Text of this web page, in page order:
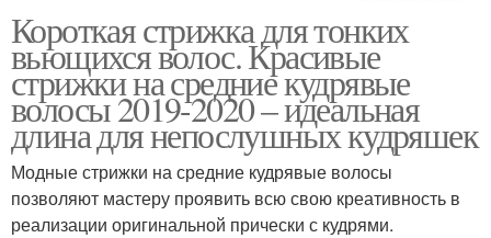
Волнистые волосы
волосы
Стрижки для тонких
волос
Волосы с длинной
чёлкой
Короткая стрижка для тонких
вьющихся волос. Красивые
стрижки на средние кудрявые
волосы 2019-2020 – идеальная
длина для непослушных кудряшек
Модные стрижки на средние кудрявые волосы
позволяют мастеру проявить всю свою креативность в
реализации оригинальной прически с кудрями.